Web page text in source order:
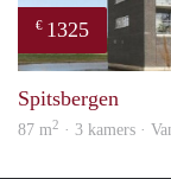
€ 1325
Spitsbergen
87 m2 · 3 kamers ·